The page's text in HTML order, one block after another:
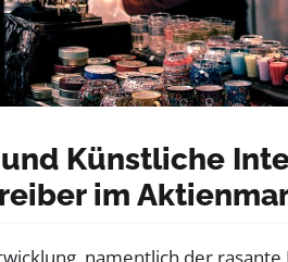
Künstliche
im
namentlich der